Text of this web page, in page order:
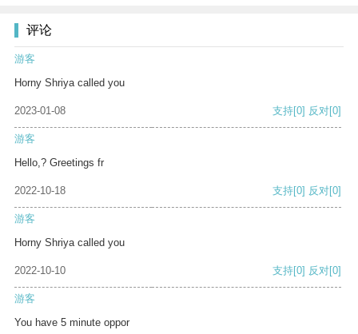
评论
游客
Horny Shriya called you
2023-01-08 支持[0] 反对[0]
游客
Hello,? Greetings fr
2022-10-18 支持[0] 反对[0]
游客
Horny Shriya called you
2022-10-10 支持[0] 反对[0]
游客
You have 5 minute oppor